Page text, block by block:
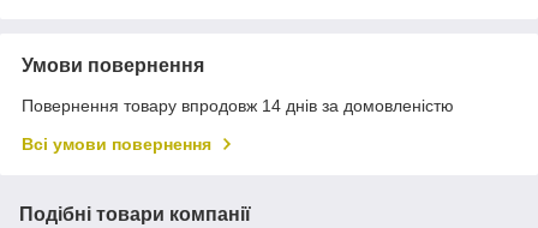
Умови повернення
Повернення товару впродовж 14 днів за домовленістю
Всі умови повернення
Подібні товари компанії